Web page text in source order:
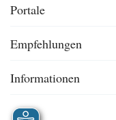
Portale
Empfehlungen
Informationen